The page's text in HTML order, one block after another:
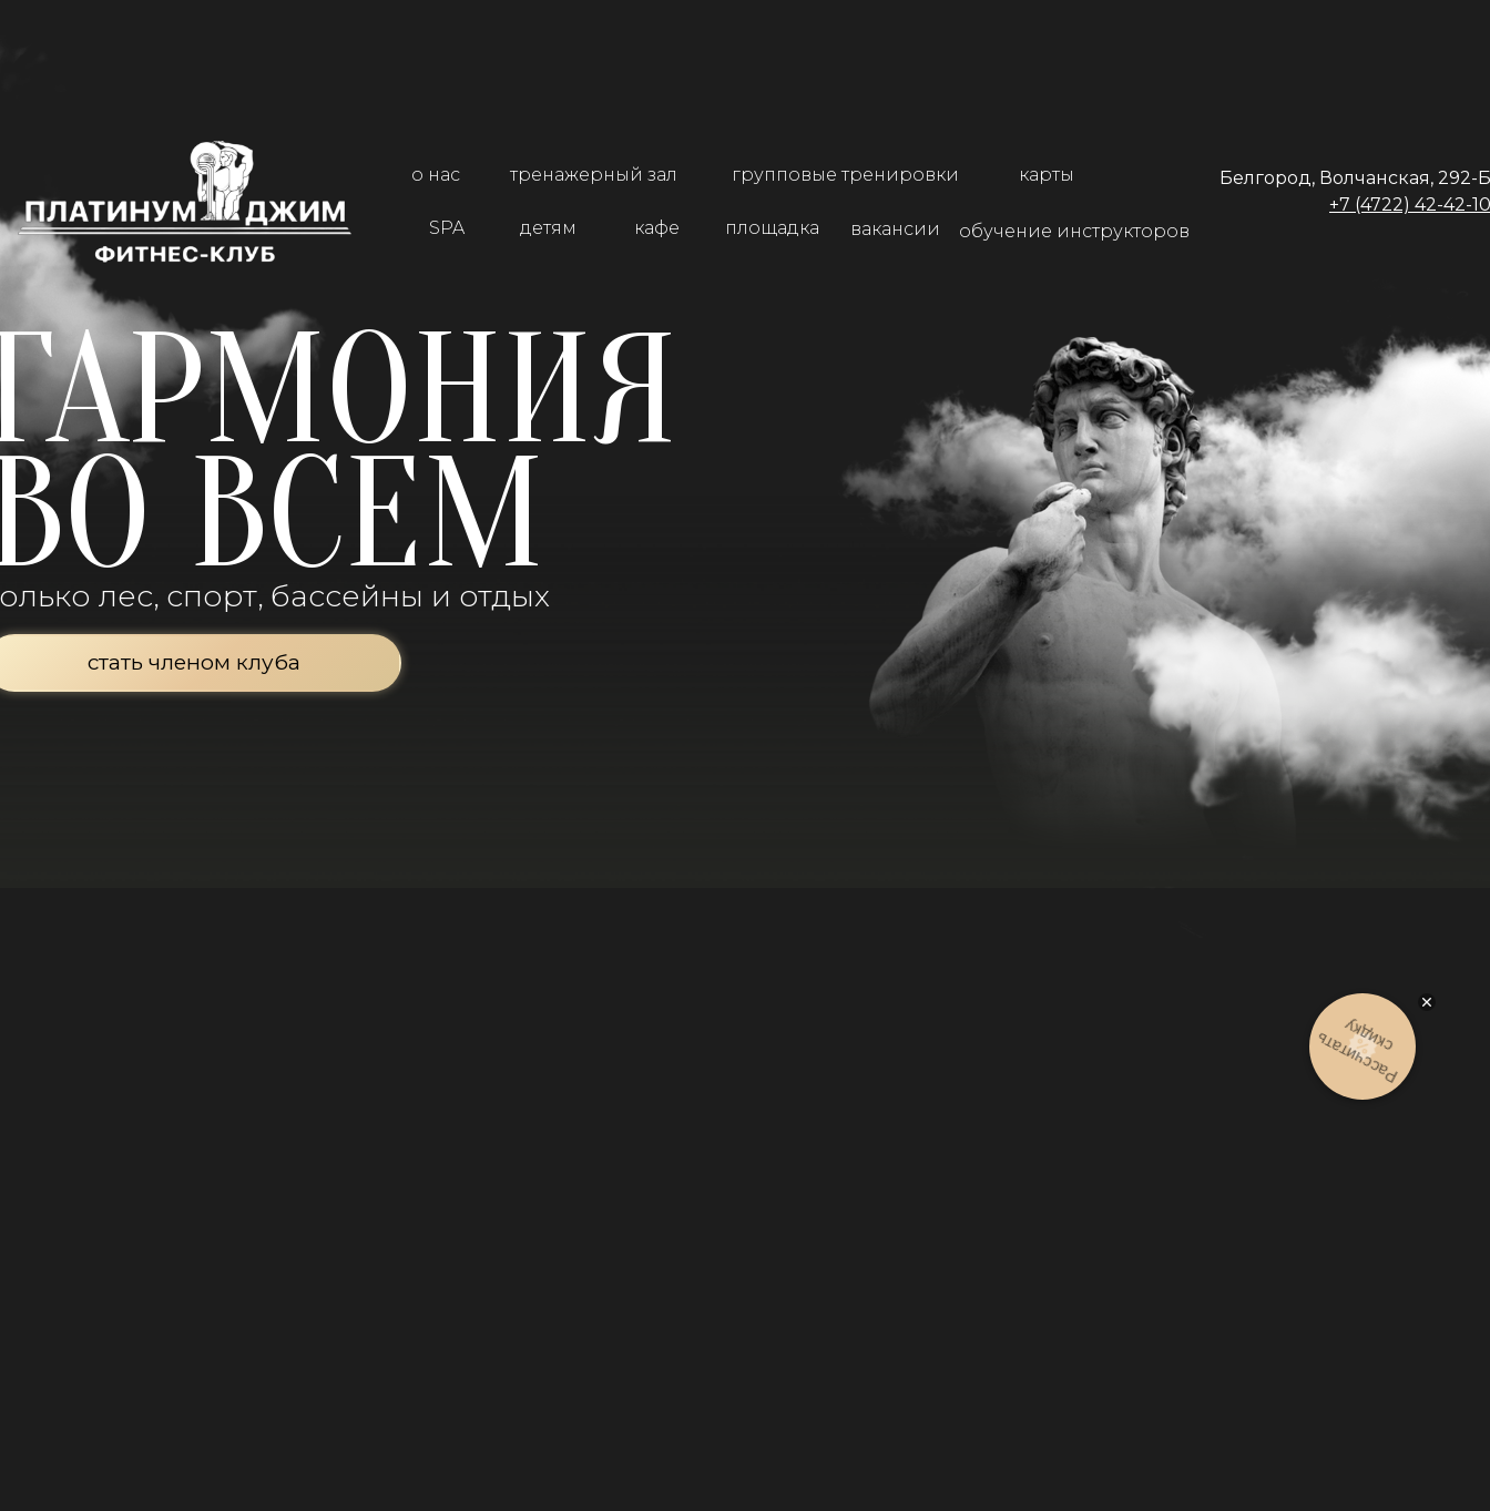
детям кафе
SPA площадка вакансии обучение инструкторов
групповые тренировки
тренажерный зал
о нас карты
лес, спорт, бассейны и отдых
ВСЕМ
стать членом клуба
Белгород, Волчанская, 292-Б
+7 (4722) 42-42-10
Рассчитать
скидку